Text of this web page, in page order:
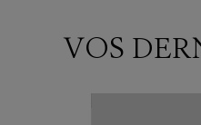
VOS